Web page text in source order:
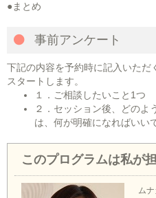
●まとめ
事前アンケート
下記の内容を予約時に記入いただ
スタートします。
１．ご相談したいこと1つ
２．セッション後、どのよ
は、何が明確になればいい
このプログラムは私が
ム